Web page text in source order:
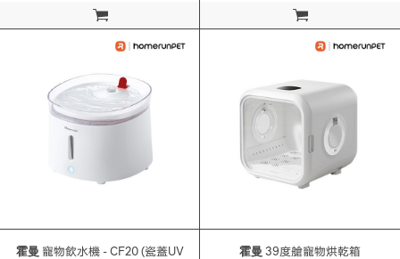
加入購物車 加入購物車
霍曼 寵物飲水機 - CF20 (瓷蓋UV
霍曼 39度艙寵物烘乾箱